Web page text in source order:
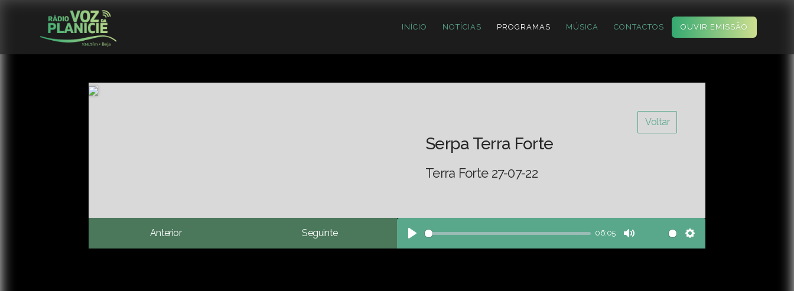
INÍCIO NOTÍCIAS PROGRAMAS MÚSICA CONTACTOS OUVIR EMISSÃO
Voltar
Serpa Terra Forte
Terra Forte 27-07-22
Anterior Seguinte
Play
06:05
Mute Settings